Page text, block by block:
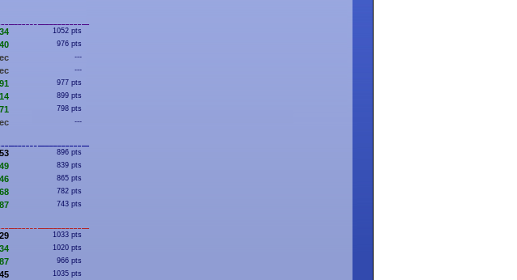
1052 pts
976 pts
---
---
977 pts
899 pts
798 pts
---
896 pts
839 pts
865 pts
782 pts
743 pts
1033 pts
1020 pts
966 pts
1035 pts